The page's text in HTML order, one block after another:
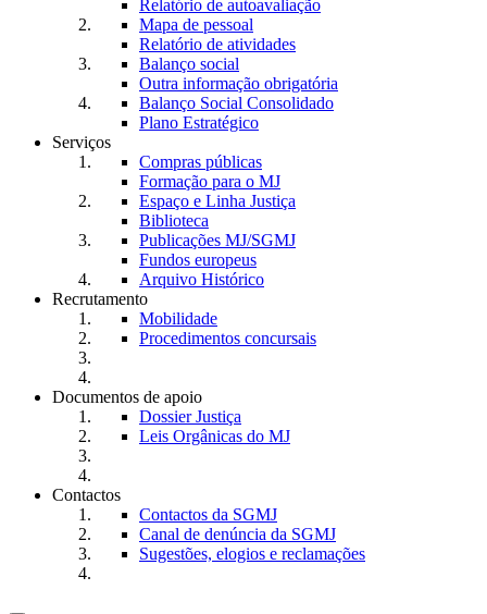
Relatório de autoavaliação
Mapa de pessoal
Relatório de atividades
Balanço social
Outra informação obrigatória
Balanço Social Consolidado
Plano Estratégico
Serviços
Compras públicas
Formação para o MJ
Espaço e Linha Justiça
Biblioteca
Publicações MJ/SGMJ
Fundos europeus
Arquivo Histórico
Recrutamento
Mobilidade
Procedimentos concursais
Documentos de apoio
Dossier Justiça
Leis Orgânicas do MJ
Contactos
Contactos da SGMJ
Canal de denúncia da SGMJ
Sugestões, elogios e reclamações